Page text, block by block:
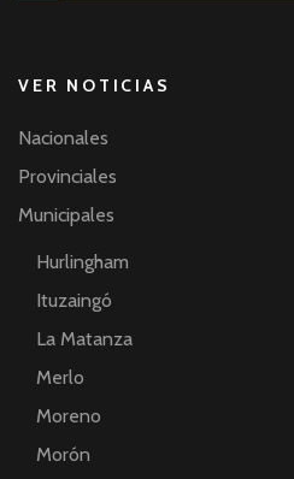
VER NOTICIAS
Nacionales
Provinciales
Municipales
Hurlingham
Ituzaingó
La Matanza
Merlo
Moreno
Morón